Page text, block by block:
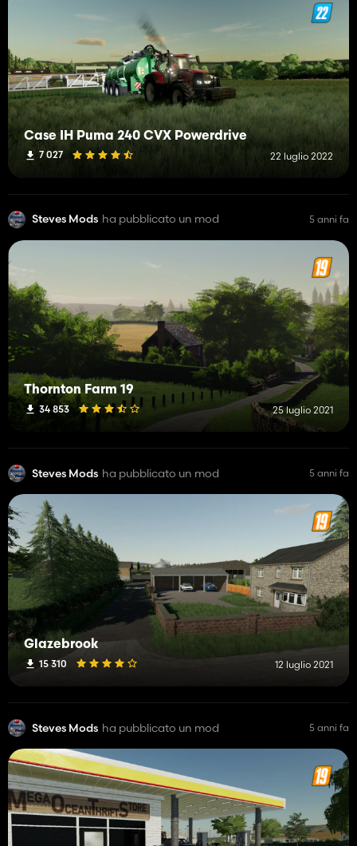
Case IH Puma 240 CVX Powerdrive
7 027 22 luglio 2022
Steves Mods ha pubblicato un mod 5 anni fa
Thornton Farm 19
34 853 25 luglio 2021
Steves Mods ha pubblicato un mod 5 anni fa
Glazebrook
15 310 12 luglio 2021
Steves Mods ha pubblicato un mod 5 anni fa